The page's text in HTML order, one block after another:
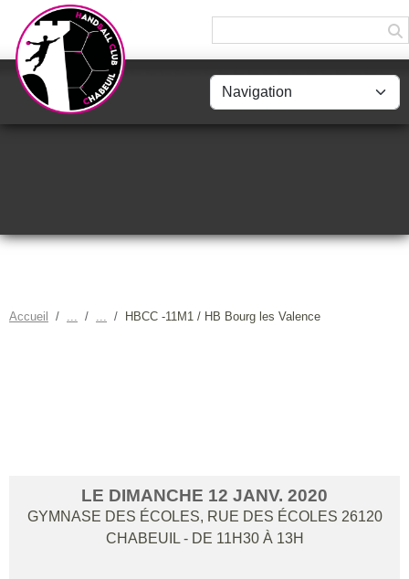
Accueil HBCC -11M1 / HB Bourg les Valence
LE DIMANCHE 12 JANV. 2020
GYMNASE DES ÉCOLES, RUE DES ÉCOLES 26120
CHABEUIL - DE 11H30 À 13H
Panneau de gestion des cookies